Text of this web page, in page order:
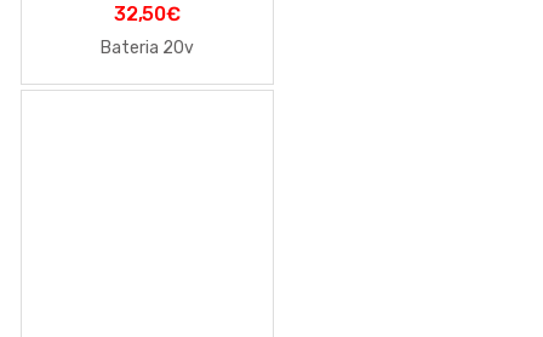
32,50€
Bateria 20v